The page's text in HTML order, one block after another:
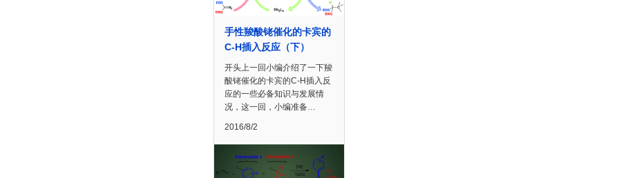
手性羧酸铑催化的卡宾的
C-H插入反应（下）
开头上一回小编介绍了一下羧
酸铑催化的卡宾的C-H插入反
应的一些必备知识与发展情
况，这一回，小编准备…
2016/8/2